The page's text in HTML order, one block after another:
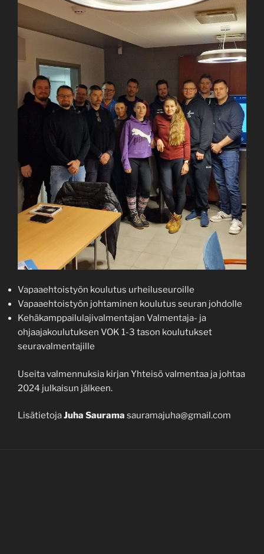
Vapaaehtoistyön koulutus urheiluseuroille
Vapaaehtoistyön johtaminen koulutus seuran johdolle
Kehäkamppailulajivalmentajan Valmentaja- ja
ohjaajakoulutuksen VOK 1-3 tason koulutukset
seuravalmentajille
Useita valmennuksia kirjan Yhteisö valmentaa ja johtaa
2024 julkaisun jälkeen.
LisätietojaJuha Saurama sauramajuha@gmail.com